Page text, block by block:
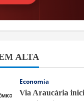
ALTA
Economia
Via Araucária